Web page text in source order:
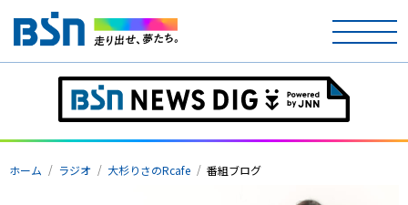
ホーム
テレビ
ラジオ
ホーム ラジオ 大杉りさのRcafe 番組ブログ